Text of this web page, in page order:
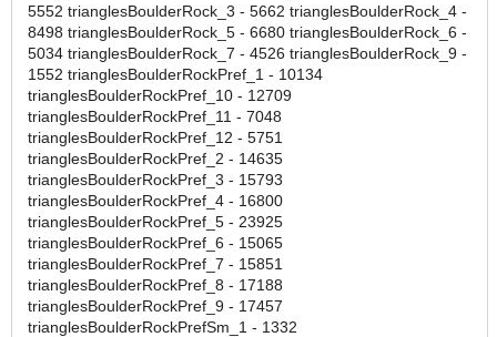
5552 trianglesBoulderRock_3 - 5662 trianglesBoulderRock_4 -
8498 trianglesBoulderRock_5 - 6680 trianglesBoulderRock_6 -
5034 trianglesBoulderRock_7 - 4526 trianglesBoulderRock_9 -
1552 trianglesBoulderRockPref_1 - 10134
trianglesBoulderRockPref_10 - 12709
trianglesBoulderRockPref_11 - 7048
trianglesBoulderRockPref_12 - 5751
trianglesBoulderRockPref_2 - 14635
trianglesBoulderRockPref_3 - 15793
trianglesBoulderRockPref_4 - 16800
trianglesBoulderRockPref_5 - 23925
trianglesBoulderRockPref_6 - 15065
trianglesBoulderRockPref_7 - 15851
trianglesBoulderRockPref_8 - 17188
trianglesBoulderRockPref_9 - 17457
trianglesBoulderRockPrefSm_1 - 1332